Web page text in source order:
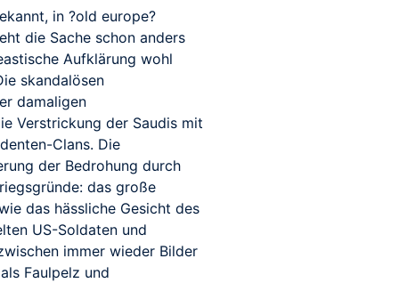
in ?old europe?
die Sache schon anders
Aufklärung wohl
skandalösen
damaligen
Verstrickung der Saudis mit
Clans. Die
der Bedrohung durch
das große
das hässliche Gesicht des
US-Soldaten und
immer wieder Bilder
Faulpelz und